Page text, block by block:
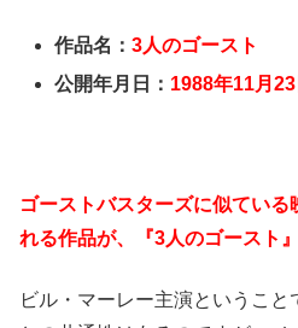
作品名：3人のゴースト
公開年月日： 1988年11月23
ゴーストバスターズに似ている
れる作品が、『3人のゴースト』
ビル・マーレー主演ということ